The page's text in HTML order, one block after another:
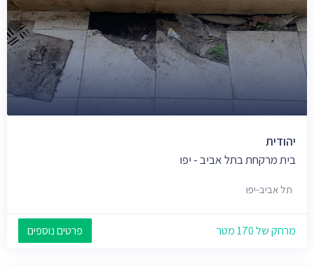
יהודית
בית מרקחת בתל אביב - יפו
תל אביב-יפו
מרחק של 170 מטר פרטים נוספים